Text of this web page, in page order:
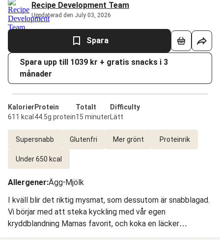
Recipe Development Team
Uppdaterad den July 03, 2026
Spara
Spara upp till 1039 kr + gratis snacks i 3
månader
Kalorier
611 kcal
Protein
44.5g protein
Totalt
15 minuter
Difficulty
Lätt
Supersnabb Glutenfri Mer grönt Proteinrik
Under 650 kcal
Allergener:Ägg•Mjölk
I kväll blir det riktig mysmat, som dessutom är snabblagad.
Vi börjar med att steka kyckling med vår egen
kryddblandning Mamas favorit, och koka en läcker
tomatsås med stekt paprika. Samtidigt kokar vi krämig